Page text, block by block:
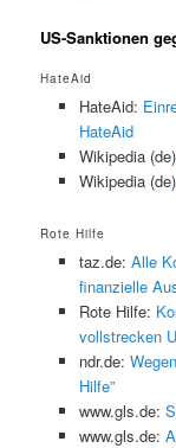
US-Sanktionen
HateAid
HateAid:
HateAid
Wikipedia
Wikipedia
Rote Hilfe
taz.de: Alle
finanzielle
Rote Hilfe:
vollstrecken
ndr.de:
Hilfe”
www.gls.de:
www.gls.de: